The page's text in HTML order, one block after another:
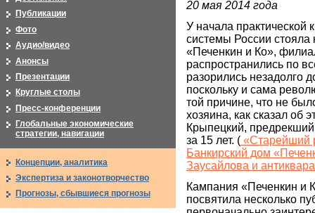
20 мая 2014 года
У начала практической
системы России стояла
«Печенкин и Ко»,
распространились по
разорились незадолго
поскольку и сама
той причине, что не
хозяина, как сказал об
Крыпецкий,
за 15 лет. ( «Старейший
Банкирский дом
Заусайлова и
Кампания «Печенкин и
посвятила несколько
Публикации
Фото
Аудио/видео
Анонсы
Презентации
Круглые столы
Пресс-конференции
Глобальные экономические
стратегии, навигации
Концепции, аналитика
Экспертиза и законотворчество
Прогнозы, сбывшиеся прогнозы